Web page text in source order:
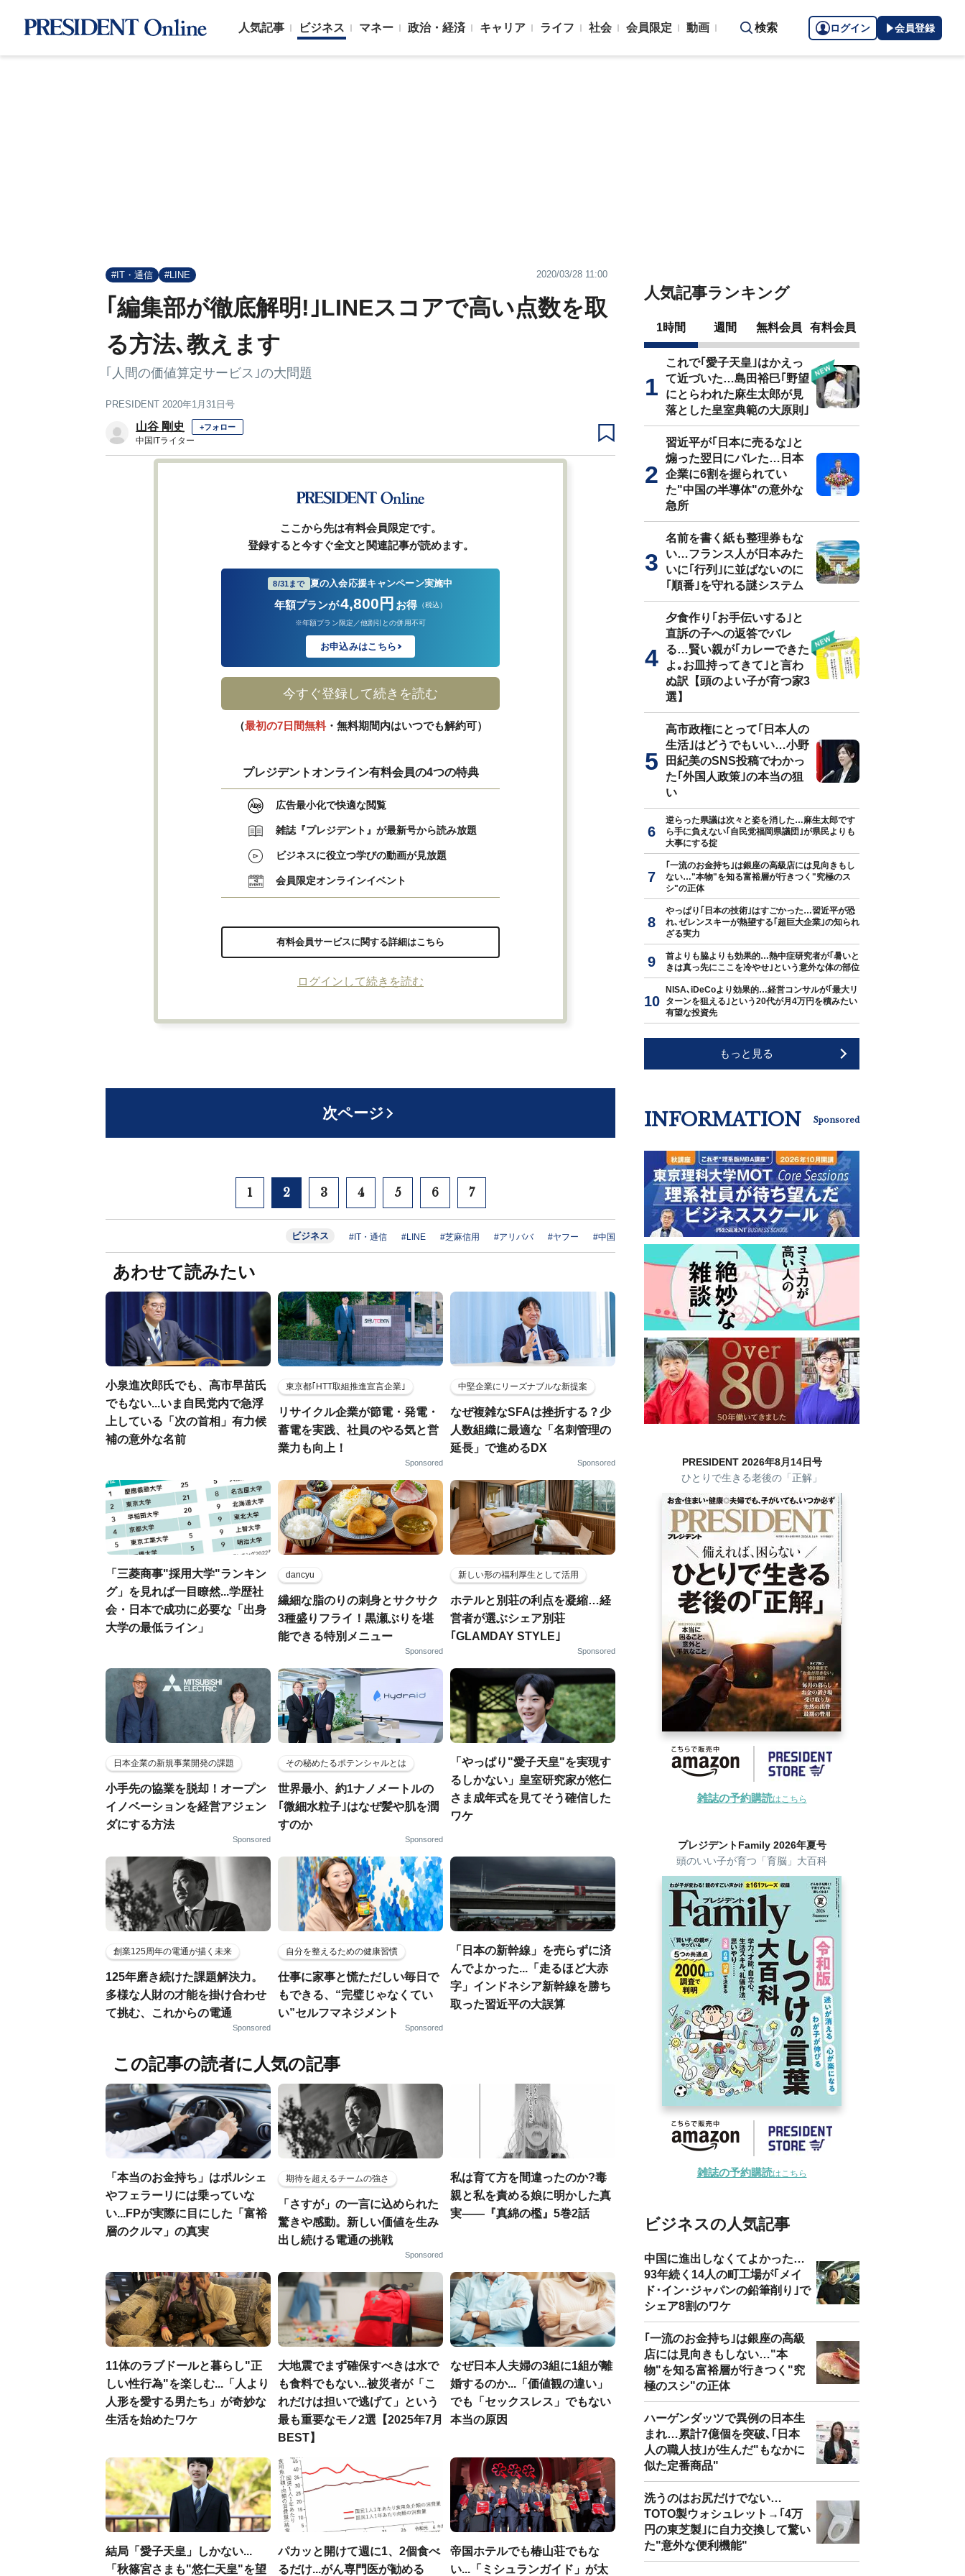
人気記事 ビジネス マネー 政治・経済 キャリア ライフ 社会 会員限定 動画 検索 ログイン 会員登録
#IT・通信 #LINE 2020/03/28 11:00
｢編集部が徹底解明!｣LINEスコアで高い点数を取
る方法､教えます
｢人間の価値算定サービス｣の大問題
PRESIDENT 2020年1月31日号
山谷 剛史 +フォロー
中国ITライター
ここから先は有料会員限定です。
登録すると今すぐ全文と関連記事が読めます。
8/31まで 夏の入会応援キャンペーン実施中
年額プランが4,800円 お得 （税込）
※年額プラン限定／他割引との併用不可
お申込みはこちら
今すぐ登録して続きを読む
（最初の7日間無料・無料期間内はいつでも解約可）
プレジデントオンライン有料会員の4つの特典
広告最小化で快適な閲覧
雑誌『プレジデント』が最新号から読み放題
ビジネスに役立つ学びの動画が見放題
会員限定オンラインイベント
有料会員サービスに関する詳細はこちら
ログインして続きを読む
次ページ
1 2 3 4 5 6 7
ビジネス #IT・通信 #LINE #芝麻信用 #アリババ #ヤフー #中国
あわせて読みたい
小泉進次郎氏でも、高市早苗氏
でもない...いま自民党内で急浮
上している「次の首相」有力候
補の意外な名前
東京都｢HTT取組推進宣言企業｣
リサイクル企業が節電・発電・
蓄電を実践、社員のやる気と営
業力も向上！
Sponsored
中堅企業にリーズナブルな新提案
なぜ複雑なSFAは挫折する？少
人数組織に最適な「名刺管理の
延長」で進めるDX
Sponsored
「三菱商事"採用大学"ランキン
グ」を見れば一目瞭然...学歴社
会・日本で成功に必要な「出身
大学の最低ライン」
dancyu
繊細な脂のりの刺身とサクサク
3種盛りフライ！黒瀬ぶりを堪
能できる特別メニュー
Sponsored
新しい形の福利厚生として活用
ホテルと別荘の利点を凝縮…経
営者が選ぶシェア別荘
｢GLAMDAY STYLE｣
Sponsored
日本企業の新規事業開発の課題
小手先の協業を脱却！オープン
イノベーションを経営アジェン
ダにする方法
Sponsored
その秘めたるポテンシャルとは
世界最小、約1ナノメートルの
｢微細水粒子｣はなぜ髪や肌を潤
すのか
Sponsored
「やっぱり"愛子天皇"を実現す
るしかない」皇室研究家が悠仁
さま成年式を見てそう確信した
ワケ
創業125周年の電通が描く未来
125年磨き続けた課題解決力。
多様な人財の才能を掛け合わせ
て挑む、これからの電通
Sponsored
自分を整えるための健康習慣
仕事に家事と慌ただしい毎日で
もできる、“完璧じゃなくてい
い”セルフマネジメント
Sponsored
「日本の新幹線」を売らずに済
んでよかった...「走るほど大赤
字」インドネシア新幹線を勝ち
取った習近平の大誤算
この記事の読者に人気の記事
「本当のお金持ち」はポルシェ
やフェラーリには乗っていな
い...FPが実際に目にした「富裕
層のクルマ」の真実
期待を超えるチームの強さ
「さすが」の一言に込められた
驚きや感動。新しい価値を生み
出し続ける電通の挑戦
Sponsored
私は育て方を間違ったのか?毒
親と私を責める娘に明かした真
実――『真綿の檻』5巻2話
11体のラブドールと暮らし"正
しい性行為"を楽しむ...「人より
人形を愛する男たち」が奇妙な
生活を始めたワケ
大地震でまず確保すべきは水で
も食料でもない...被災者が「こ
れだけは担いで逃げて」という
最も重要なモノ2選【2025年7月
BEST】
なぜ日本人夫婦の3組に1組が離
婚するのか...「価値観の違い」
でも「セックスレス」でもない
本当の原因
結局「愛子天皇」しかない...
「秋篠宮さまも"悠仁天皇"を望
パカッと開けて週に1、2個食べ
るだけ...がん専門医が勧める
帝国ホテルでも椿山荘でもな
い...「ミシュランガイド」が太
人気記事ランキング
1時間 週間 無料会員 有料会員
これで｢愛子天皇｣はかえっ
て近づいた…島田裕巳｢野望
にとらわれた麻生太郎が見
落とした皇室典範の大原則｣
習近平が｢日本に売るな｣と
煽った翌日にバレた…日本
企業に6割を握られてい
た"中国の半導体"の意外な
急所
名前を書く紙も整理券もな
い…フランス人が日本みた
いに｢行列｣に並ばないのに
｢順番｣を守れる謎システム
夕食作り｢お手伝いする｣と
直訴の子への返答でバレ
る…賢い親が｢カレーできた
よ｡お皿持ってきて｣と言わ
ぬ訳【頭のよい子が育つ家3
選】
高市政権にとって｢日本人の
生活｣はどうでもいい…小野
田紀美のSNS投稿でわかっ
た｢外国人政策｣の本当の狙
い
逆らった県議は次々と姿を消した…麻生太郎です
ら手に負えない｢自民党福岡県議団｣が県民よりも
大事にする掟
｢一流のお金持ち｣は銀座の高級店には見向きもし
ない…"本物"を知る富裕層が行きつく"究極のス
シ"の正体
やっぱり｢日本の技術｣はすごかった…習近平が恐
れ､ゼレンスキーが熱望する｢超巨大企業｣の知られ
ざる実力
首よりも脇よりも効果的…熱中症研究者が｢暑いと
きは真っ先にここを冷やせ｣という意外な体の部位
NISA､iDeCoより効果的…経営コンサルが｢最大リ
ターンを狙える｣という20代が月4万円を積みたい
有望な投資先
もっと見る
INFORMATION Sponsored
PRESIDENT 2026年8月14日号
ひとりで生きる老後の「正解」
雑誌の予約購読はこちら
プレジデントFamily 2026年夏号
頭のいい子が育つ「育脳」大百科
雑誌の予約購読はこちら
ビジネスの人気記事
中国に進出しなくてよかった…
93年続く14人の町工場が｢メイ
ド･イン･ジャパンの鉛筆削り｣で
シェア8割のワケ
｢一流のお金持ち｣は銀座の高級
店には見向きもしない…"本
物"を知る富裕層が行きつく"究
極のスシ"の正体
ハーゲンダッツで異例の日本生
まれ…累計7億個を突破､｢日本
人の職人技｣が生んだ"もなかに
似た定番商品"
洗うのはお尻だけでない…
TOTO製ウォシュレット→｢4万
円の東芝製｣に自力交換して驚い
た"意外な便利機能"